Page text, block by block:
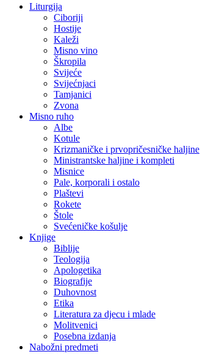
Liturgija
Ciboriji
Hostije
Kaleži
Misno vino
Škropila
Svijeće
Svijećnjaci
Tamjanici
Zvona
Misno ruho
Albe
Kotule
Krizmaničke i prvopričesničke haljine
Ministrantske haljine i kompleti
Misnice
Pale, korporali i ostalo
Plaštevi
Rokete
Štole
Svećeničke košulje
Knjige
Biblije
Teologija
Apologetika
Biografije
Duhovnost
Etika
Literatura za djecu i mlade
Molitvenici
Posebna izdanja
Nabožni predmeti